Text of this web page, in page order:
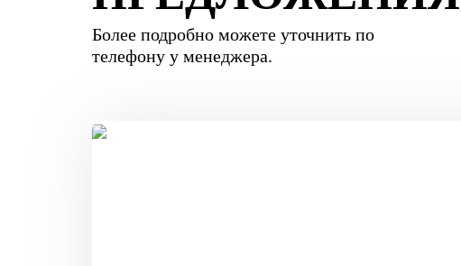
Более подробно можете уточнить по
телефону у менеджера.